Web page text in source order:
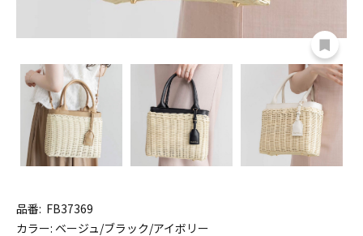
品番: FB37369
カラー: ベージュ/ブラック/アイボリー